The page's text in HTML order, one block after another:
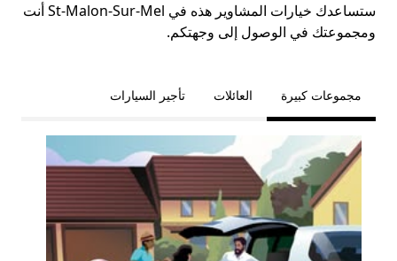
ستساعدك خيارات المشاوير هذه في St-Malon-Sur-Mel أنت
ومجموعتك في الوصول إلى وجهتكم.
مجموعات كبيرة العائلات تأجير السيارات